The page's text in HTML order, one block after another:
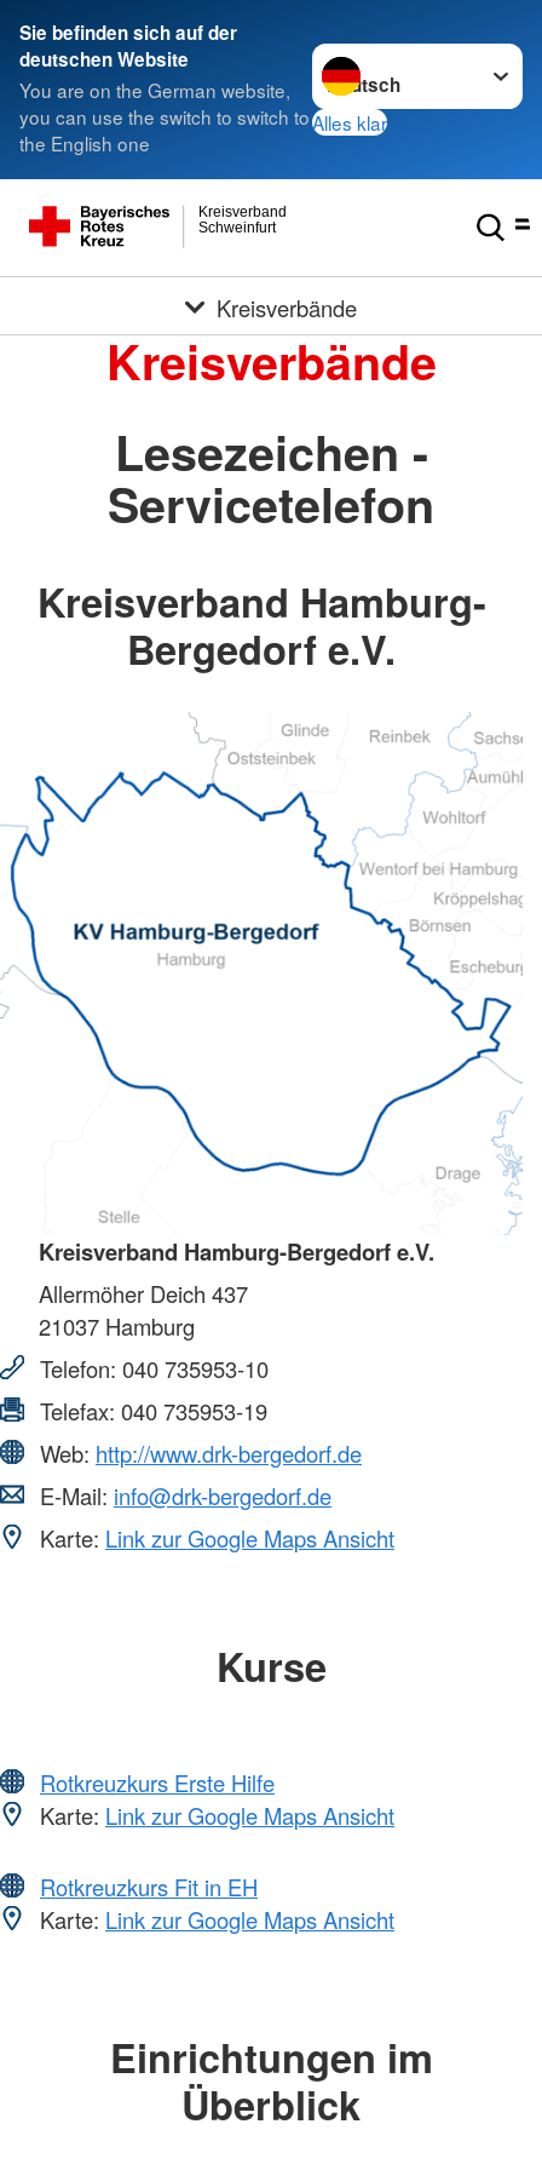
Sie befinden sich auf der
deutschen Website
You are on the German website,
you can use the switch to switch to
the English one
Sprache wechseln zu
Alles klar
Schweinfurt
Kreisverband
Kreisverbände
Kreisverbände
Lesezeichen -
Servicetelefon
Kreisverband Hamburg-
Bergedorf e.V.
Kreisverband Hamburg-Bergedorf e.V.
Allermöher Deich 437
21037 Hamburg
Telefon: 040 735953-10
Telefax: 040 735953-19
Web: http://www.drk-bergedorf.de
E-Mail: info@drk-bergedorf.de
Karte: Link zur Google Maps Ansicht
Kurse
Rotkreuzkurs Erste Hilfe
Karte: Link zur Google Maps Ansicht
Rotkreuzkurs Fit in EH
Karte: Link zur Google Maps Ansicht
Einrichtungen im
Überblick